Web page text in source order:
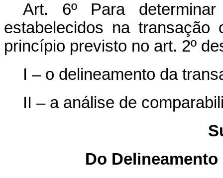
Art. 6º Para
estabelecidos na
princípio previsto no art. 2º
I – o delineamento da
II – a análise de
Do